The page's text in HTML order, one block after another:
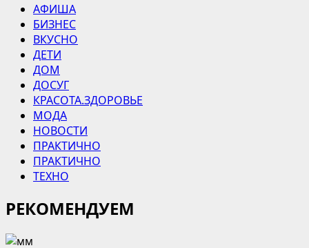
АФИША
БИЗНЕС
ВКУСНО
ДЕТИ
ДОМ
ДОСУГ
КРАСОТА.ЗДОРОВЬЕ
МОДА
НОВОСТИ
ПРАКТИЧНО
ПРАКТИЧНО
ТЕХНО
РЕКОМЕНДУЕМ